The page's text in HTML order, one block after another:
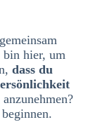
bin hier, um
dass du